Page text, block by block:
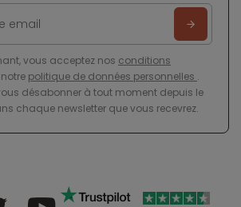
vous acceptez nos conditions
politique de données personnelles .
désabonner à tout moment depuis le
chaque newsletter que vous recevrez.